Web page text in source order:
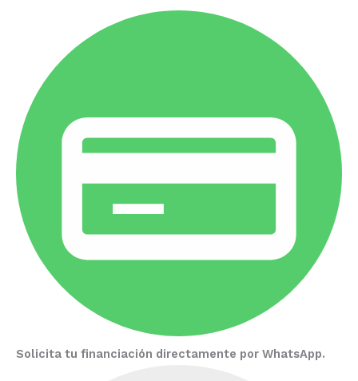
Solicita tu financiación directamente por WhatsApp.